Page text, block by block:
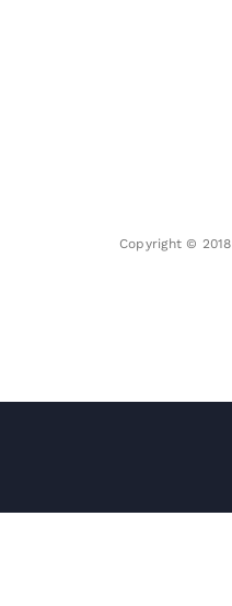
Copyright © 2018